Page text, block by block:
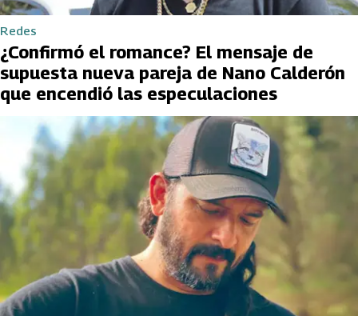
Redes
¿Confirmó el romance? El mensaje de
supuesta nueva pareja de Nano Calderón
que encendió las especulaciones